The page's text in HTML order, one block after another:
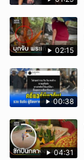
02:15
00:38
04:31